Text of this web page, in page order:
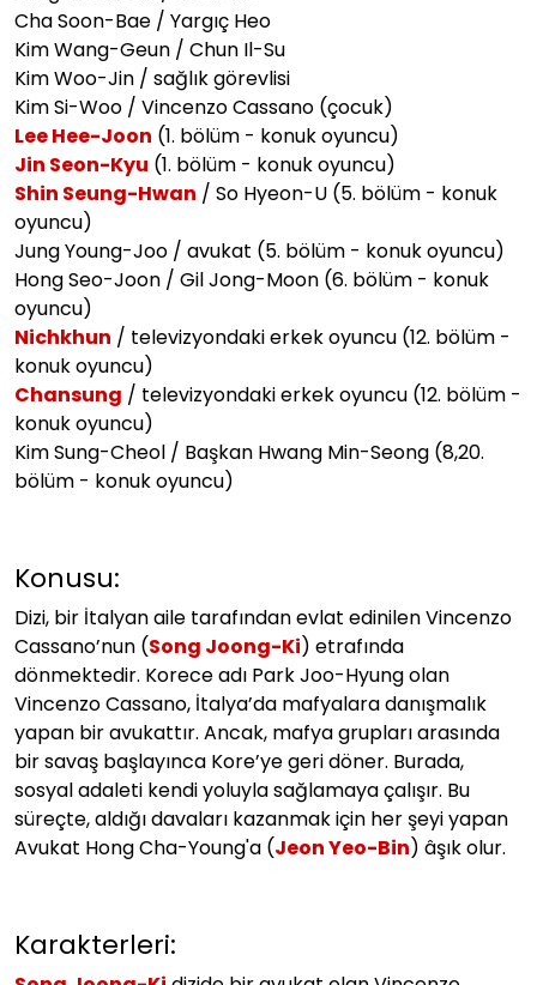
Cha Soon-Bae / Yargıç Heo
Kim Wang-Geun / Chun Il-Su
Kim Woo-Jin / sağlık görevlisi
Kim Si-Woo / Vincenzo Cassano (çocuk)
Lee Hee-Joon (1. bölüm - konuk oyuncu)
Jin Seon-Kyu (1. bölüm - konuk oyuncu)
Shin Seung-Hwan / So Hyeon-U (5. bölüm - konuk
oyuncu)
Jung Young-Joo / avukat (5. bölüm - konuk oyuncu)
Hong Seo-Joon / Gil Jong-Moon (6. bölüm - konuk
oyuncu)
Nichkhun / televizyondaki erkek oyuncu (12. bölüm -
konuk oyuncu)
Chansung / televizyondaki erkek oyuncu (12. bölüm -
konuk oyuncu)
Kim Sung-Cheol / Başkan Hwang Min-Seong (8,20.
bölüm - konuk oyuncu)
Konusu:
Dizi, bir İtalyan aile tarafından evlat edinilen Vincenzo
Cassano’nun (Song Joong-Ki) etrafında
dönmektedir. Korece adı Park Joo-Hyung olan
Vincenzo Cassano, İtalya’da mafyalara danışmalık
yapan bir avukattır. Ancak, mafya grupları arasında
bir savaş başlayınca Kore’ye geri döner. Burada,
sosyal adaleti kendi yoluyla sağlamaya çalışır. Bu
süreçte, aldığı davaları kazanmak için her şeyi yapan
Avukat Hong Cha-Young'a (Jeon Yeo-Bin) âşık olur.
Karakterleri: